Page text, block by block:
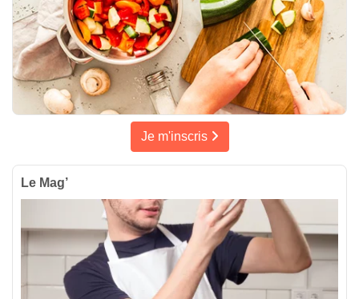
Je m'inscris
Le Mag’